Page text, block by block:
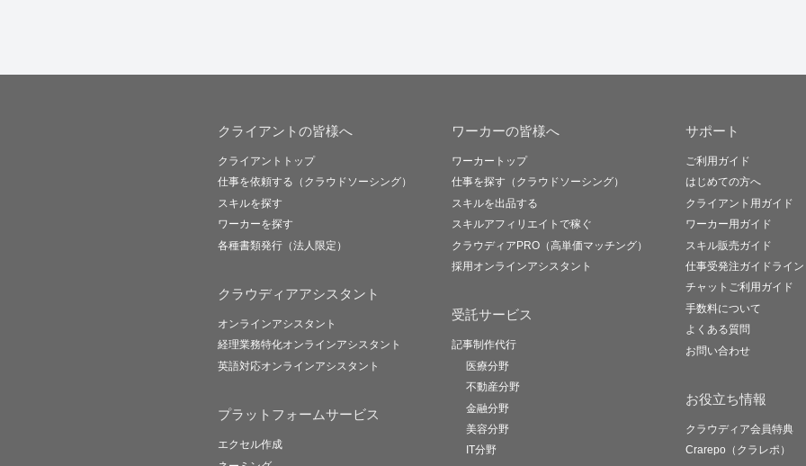
クライアントの皆様へ
クライアントトップ
仕事を依頼する（クラウドソーシング）
スキルを探す
ワーカーを探す
各種書類発行（法人限定）
クラウディアアシスタント
オンラインアシスタント
経理業務特化オンラインアシスタント
英語対応オンラインアシスタント
プラットフォームサービス
エクセル作成
ワーカーの皆様へ
ワーカートップ
仕事を探す（クラウドソーシング）
スキルを出品する
スキルアフィリエイトで稼ぐ
クラウディアPRO（高単価マッチング）
採用オンラインアシスタント
受託サービス
記事制作代行
医療分野
不動産分野
金融分野
美容分野
IT分野
サポート
ご利用ガイド
はじめての方へ
クライアント用ガイド
ワーカー用ガイド
スキル販売ガイド
仕事受発注ガイドライン
チャットご利用ガイド
手数料について
よくある質問
お問い合わせ
お役立ち情報
クラウディア会員特典
Crarepo（クラレポ）